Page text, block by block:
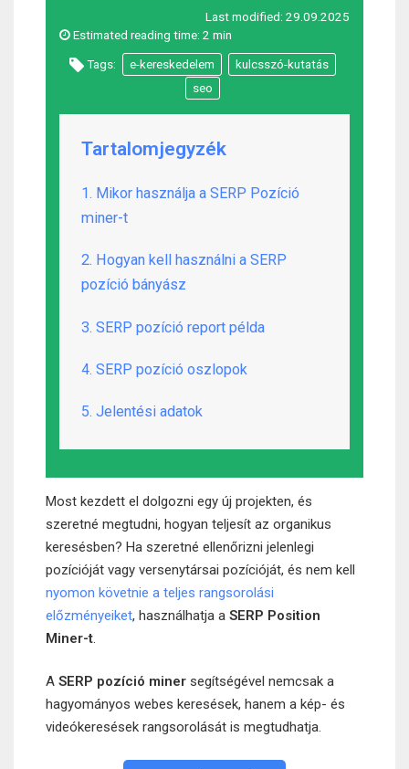
Last modified: 29.09.2025
Estimated reading time: 2 min
Tags: e-kereskedelem
kulcsszó-kutatás
seo
Tartalomjegyzék
1. Mikor használja a SERP Pozíció
miner-t
2. Hogyan kell használni a SERP
pozíció bányász
3. SERP pozíció report példa
4. SERP pozíció oszlopok
5. Jelentési adatok
Most kezdett el dolgozni egy új projekten, és
szeretné megtudni, hogyan teljesít az organikus
keresésben? Ha szeretné ellenőrizni jelenlegi
pozícióját vagy versenytársai pozícióját, és nem kell
nyomon követnie a teljes rangsorolási
előzményeiket, használhatja a SERP Position
Miner-t.
A SERP pozíció miner segítségével nemcsak a
hagyományos webes keresések, hanem a kép- és
videókeresések rangsorolását is megtudhatja.